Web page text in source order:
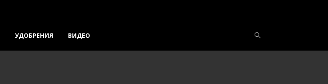
УДОБРЕНИЯ ВИДЕО